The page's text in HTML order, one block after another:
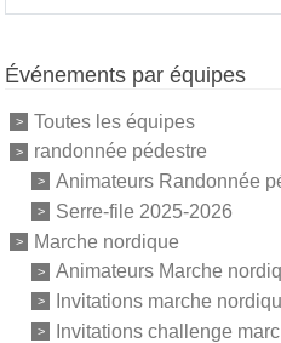
Événements par équipes
Toutes les équipes
randonnée pédestre
Animateurs Randonnée
Serre-file 2025-2026
Marche nordique
Animateurs Marche
Invitations marche
Invitations challenge